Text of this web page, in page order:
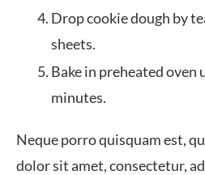
Drop cookie dough by
sheets.
Bake in preheated
minutes.
Neque porro quisquam est,
dolor sit amet, consectetur,